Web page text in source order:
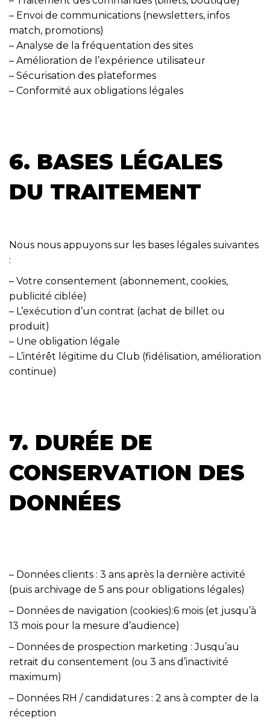
– Envoi de communications (newsletters, infos
match, promotions)
– Analyse de la fréquentation des sites
– Amélioration de l’expérience utilisateur
– Sécurisation des plateformes
– Conformité aux obligations légales
6. BASES LÉGALES
DU TRAITEMENT
Nous nous appuyons sur les bases légales suivantes
:
– Votre consentement (abonnement, cookies,
publicité ciblée)
– L’exécution d’un contrat (achat de billet ou
produit)
– Une obligation légale
– L’intérêt légitime du Club (fidélisation, amélioration
continue)
7. DURÉE DE
CONSERVATION DES
DONNÉES
– Données clients : 3 ans après la dernière activité
(puis archivage de 5 ans pour obligations légales)
– Données de navigation (cookies):6 mois (et jusqu’à
13 mois pour la mesure d’audience)
– Données de prospection marketing : Jusqu’au
retrait du consentement (ou 3 ans d’inactivité
maximum)
– Données RH / candidatures : 2 ans à compter de la
réception